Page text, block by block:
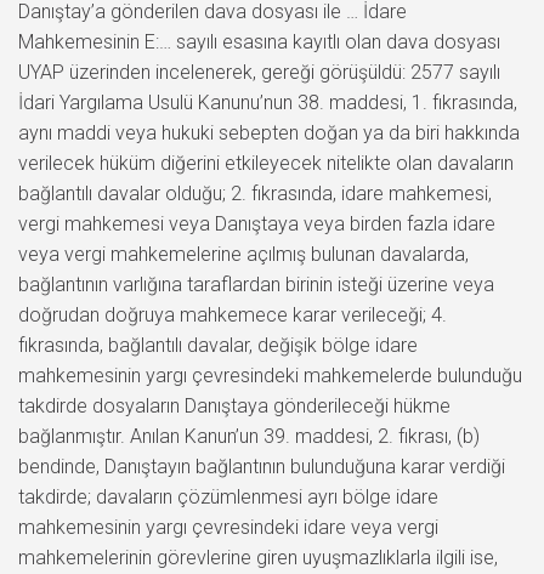
Danıştay’a gönderilen dava dosyası ile … İdare
Mahkemesinin E:… sayılı esasına kayıtlı olan dava dosyası
UYAP üzerinden incelenerek, gereği görüşüldü: 2577 sayılı
İdari Yargılama Usulü Kanunu’nun 38. maddesi, 1. fıkrasında,
aynı maddi veya hukuki sebepten doğan ya da biri hakkında
verilecek hüküm diğerini etkileyecek nitelikte olan davaların
bağlantılı davalar olduğu; 2. fıkrasında, idare mahkemesi,
vergi mahkemesi veya Danıştaya veya birden fazla idare
veya vergi mahkemelerine açılmış bulunan davalarda,
bağlantının varlığına taraflardan birinin isteği üzerine veya
doğrudan doğruya mahkemece karar verileceği; 4.
fıkrasında, bağlantılı davalar, değişik bölge idare
mahkemesinin yargı çevresindeki mahkemelerde bulunduğu
takdirde dosyaların Danıştaya gönderileceği hükme
bağlanmıştır. Anılan Kanun’un 39. maddesi, 2. fıkrası, (b)
bendinde, Danıştayın bağlantının bulunduğuna karar verdiği
takdirde; davaların çözümlenmesi ayrı bölge idare
mahkemesinin yargı çevresindeki idare veya vergi
mahkemelerinin görevlerine giren uyuşmazlıklarla ilgili ise,